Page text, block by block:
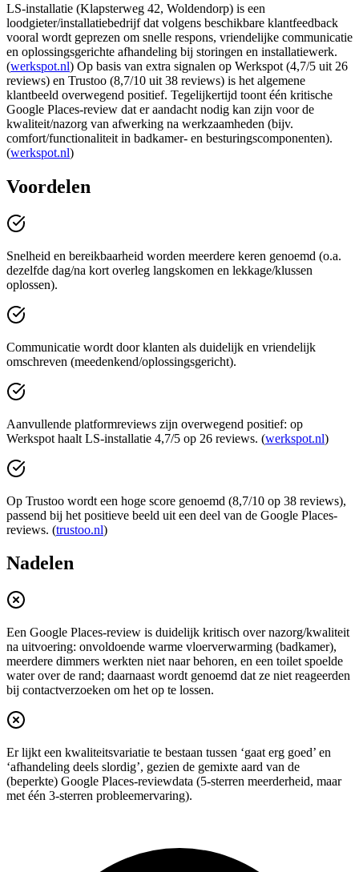
LS-installatie (Klapsterweg 42, Woldendorp) is een
loodgieter/installatiebedrijf dat volgens beschikbare klantfeedback
vooral wordt geprezen om snelle respons, vriendelijke communicatie
en oplossingsgerichte afhandeling bij storingen en installatiewerk.
(werkspot.nl) Op basis van extra signalen op Werkspot (4,7/5 uit 26
reviews) en Trustoo (8,7/10 uit 38 reviews) is het algemene
klantbeeld overwegend positief. Tegelijkertijd toont één kritische
Google Places-review dat er aandacht nodig kan zijn voor de
kwaliteit/nazorg van afwerking na werkzaamheden (bijv.
comfort/functionaliteit in badkamer- en besturingscomponenten).
(werkspot.nl)
Voordelen
Snelheid en bereikbaarheid worden meerdere keren genoemd (o.a.
dezelfde dag/na kort overleg langskomen en lekkage/klussen
oplossen).
Communicatie wordt door klanten als duidelijk en vriendelijk
omschreven (meedenkend/oplossingsgericht).
Aanvullende platformreviews zijn overwegend positief: op
Werkspot haalt LS-installatie 4,7/5 op 26 reviews. (werkspot.nl)
Op Trustoo wordt een hoge score genoemd (8,7/10 op 38 reviews),
passend bij het positieve beeld uit een deel van de Google Places-
reviews. (trustoo.nl)
Nadelen
Een Google Places-review is duidelijk kritisch over nazorg/kwaliteit
na uitvoering: onvoldoende warme vloerverwarming (badkamer),
meerdere dimmers werkten niet naar behoren, en een toilet spoelde
water over de rand; daarnaast wordt genoemd dat ze niet reageerden
bij contactverzoeken om het op te lossen.
Er lijkt een kwaliteitsvariatie te bestaan tussen ‘gaat erg goed’ en
‘afhandeling deels slordig’, gezien de gemixte aard van de
(beperkte) Google Places-reviewdata (5-sterren meerderheid, maar
met één 3-sterren probleemervaring).